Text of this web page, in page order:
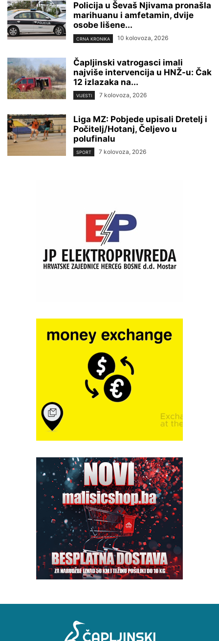
Policija u Ševaš Njivama pronašla
marihuanu i amfetamin, dvije
osobe lišene...
CRNA KRONIKA 10 kolovoza, 2026
Čapljinski vatrogasci imali
najviše intervencija u HNŽ-u: Čak
12 izlazaka na...
VIJESTI 7 kolovoza, 2026
Liga MZ: Pobjede upisali Dretelj i
Počitelj/Hotanj, Čeljevo u
polufinalu
SPORT 7 kolovoza, 2026